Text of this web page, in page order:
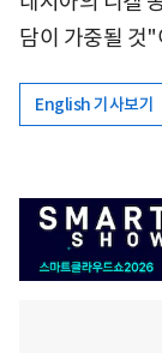
담이 가중될 것
English 기사보기